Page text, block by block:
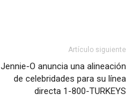
Artículo siguiente
Jennie-O anuncia una alineación
de celebridades para su línea
directa 1-800-TURKEYS